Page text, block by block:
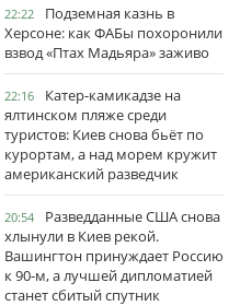
22:22
Подземная казнь в
Херсоне: как ФАБы похоронили
взвод «Птах Мадьяра» заживо
22:16
Катер-камикадзе на
ялтинском пляже среди
туристов: Киев снова бьёт по
курортам, а над морем кружит
американский разведчик
20:54
Разведданные США снова
хлынули в Киев рекой.
Вашингтон принуждает Россию
к 90-м, а лучшей дипломатией
станет сбитый спутник